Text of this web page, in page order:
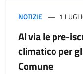
NOTIZIE 1
Al via le pre-
climatico per
Comune